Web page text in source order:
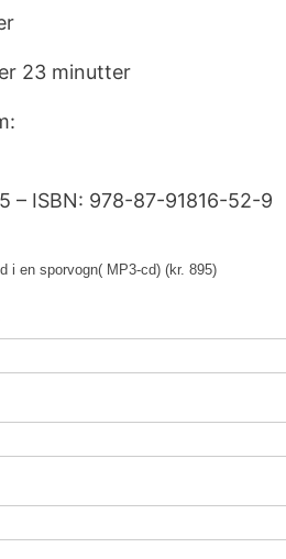
23 minutter
– ISBN: 978-87-91816-52-9
i en sporvogn( MP3-cd) (kr. 895)